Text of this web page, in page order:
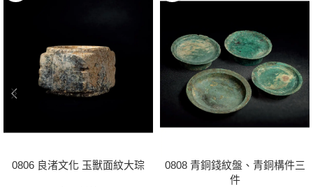
0806 良渚文化 玉獸面紋大琮
0808 青銅錢紋盤、青銅構件三
件